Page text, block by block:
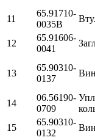
11
65.91710-
0035B
12
65.91606-
0041
13
65.90310-
0137
14
06.56190-
0709
15
65.90310-
0132